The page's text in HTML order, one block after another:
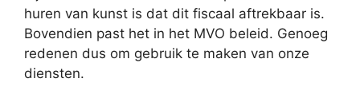
huren van kunst is dat dit fiscaal aftrekbaar is.
Bovendien past het in het MVO beleid. Genoeg
redenen dus om gebruik te maken van onze
diensten.